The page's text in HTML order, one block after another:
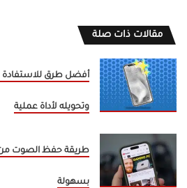
مقالات ذات صلة
وتحويله لأداة عملية
بسهولة